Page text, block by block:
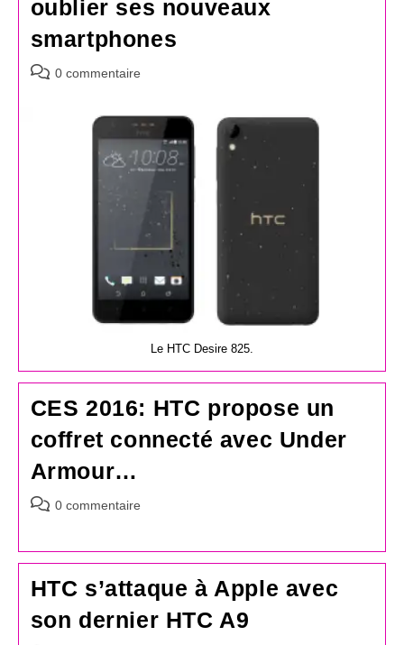
oublier ses nouveaux
smartphones
Commentaires
publication :
0 commentaire
Le HTC Desire 825.
CES 2016: HTC propose un
coffret connecté avec Under
Armour…
Commentaires
publication :
0 commentaire
HTC s’attaque à Apple avec
son dernier HTC A9